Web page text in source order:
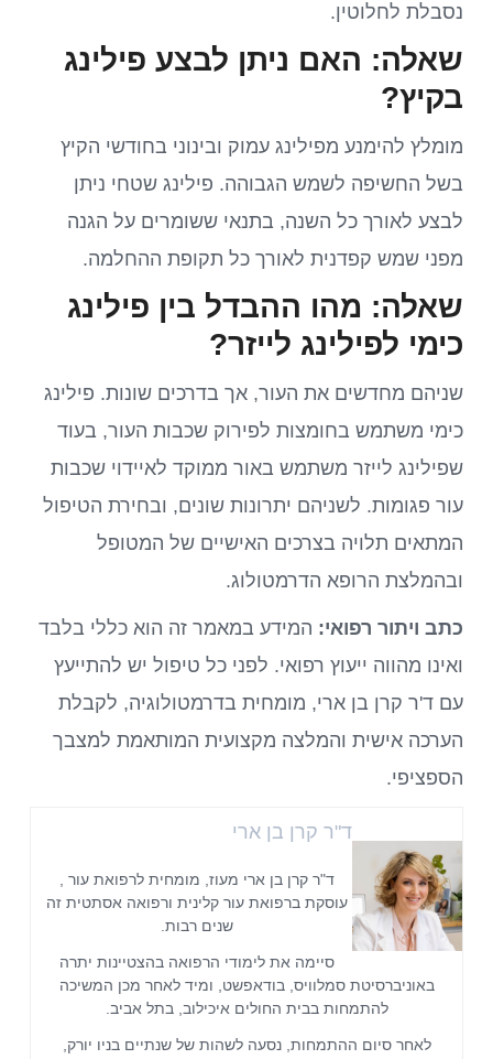
נסבלת לחלוטין.
שאלה: האם ניתן לבצע פילינג
בקיץ?
מומלץ להימנע מפילינג עמוק ובינוני בחודשי הקיץ
בשל החשיפה לשמש הגבוהה. פילינג שטחי ניתן
לבצע לאורך כל השנה, בתנאי ששומרים על הגנה
מפני שמש קפדנית לאורך כל תקופת ההחלמה.
שאלה: מהו ההבדל בין פילינג
כימי לפילינג לייזר?
שניהם מחדשים את העור, אך בדרכים שונות. פילינג
כימי משתמש בחומצות לפירוק שכבות העור, בעוד
שפילינג לייזר משתמש באור ממוקד לאיידוי שכבות
עור פגומות. לשניהם יתרונות שונים, ובחירת הטיפול
המתאים תלויה בצרכים האישיים של המטופל
ובהמלצת הרופא הדרמטולוג.
כתב ויתור רפואי: המידע במאמר זה הוא כללי בלבד
ואינו מהווה ייעוץ רפואי. לפני כל טיפול יש להתייעץ
עם ד'ר קרן בן ארי, מומחית בדרמטולוגיה, לקבלת
הערכה אישית והמלצה מקצועית המותאמת למצבך
הספציפי.
ד"ר קרן בן ארי
ד"ר קרן בן ארי מעוז, מומחית לרפואת עור ,
עוסקת ברפואת עור קלינית ורפואה אסתטית זה
שנים רבות.
סיימה את לימודי הרפואה בהצטיינות יתרה
באוניברסיטת סמלוויס, בודאפשט, ומיד לאחר מכן המשיכה
להתמחות בבית החולים איכילוב, בתל אביב.
לאחר סיום ההתמחות, נסעה לשהות של שנתיים בניו יורק,